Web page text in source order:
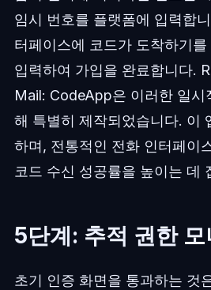
임시 번호를 플랫폼에 입력합
터페이스에 코드가 도착하기
입력하여 가입을 완료합니다.
Mail: CodeApp은 이러한 일시
해 특별히 제작되었습니다. 이
하며, 전통적인 전화 인터페이
코드 수신 성공률을 높이는 데
5단계: 추적 권한
초기 인증 화면을 통과하는 것